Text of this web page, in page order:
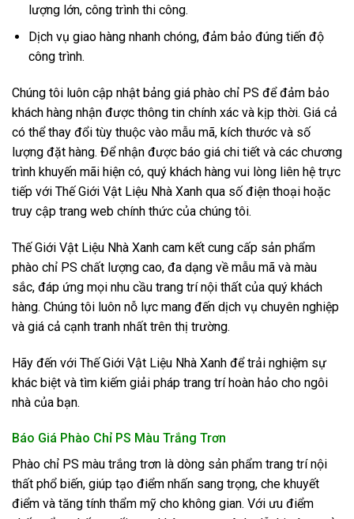
lượng lớn, công trình thi công.
Dịch vụ giao hàng nhanh chóng, đảm bảo đúng tiến độ
công trình.
Chúng tôi luôn cập nhật bảng giá phào chỉ PS để đảm bảo
khách hàng nhận được thông tin chính xác và kịp thời. Giá cả
có thể thay đổi tùy thuộc vào mẫu mã, kích thước và số
lượng đặt hàng. Để nhận được báo giá chi tiết và các chương
trình khuyến mãi hiện có, quý khách hàng vui lòng liên hệ trực
tiếp với Thế Giới Vật Liệu Nhà Xanh qua số điện thoại hoặc
truy cập trang web chính thức của chúng tôi.
Thế Giới Vật Liệu Nhà Xanh cam kết cung cấp sản phẩm
phào chỉ PS chất lượng cao, đa dạng về mẫu mã và màu
sắc, đáp ứng mọi nhu cầu trang trí nội thất của quý khách
hàng. Chúng tôi luôn nỗ lực mang đến dịch vụ chuyên nghiệp
và giá cả cạnh tranh nhất trên thị trường.
Hãy đến với Thế Giới Vật Liệu Nhà Xanh để trải nghiệm sự
khác biệt và tìm kiếm giải pháp trang trí hoàn hảo cho ngôi
nhà của bạn.
Báo Giá Phào Chỉ PS Màu Trắng Trơn
Phào chỉ PS màu trắng trơn là dòng sản phẩm trang trí nội
thất phổ biến, giúp tạo điểm nhấn sang trọng, che khuyết
điểm và tăng tính thẩm mỹ cho không gian. Với ưu điểm